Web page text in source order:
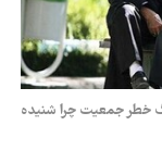
خطر جمعیت چرا شنیده